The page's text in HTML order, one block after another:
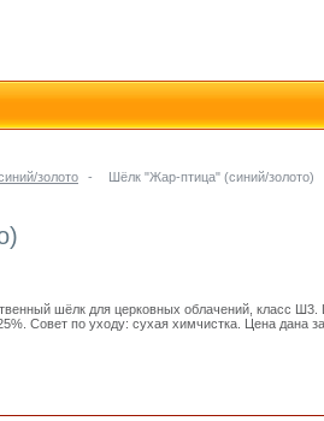
золото - Шёлк "Жар-птица" (синий/золото)
шёлк для церковных облачений, класс
Совет по уходу: сухая химчистка. Цена дана